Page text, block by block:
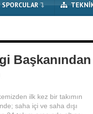
SPORCULAR
Başkanından
ilk kez bir takımın
saha içi ve saha dışı